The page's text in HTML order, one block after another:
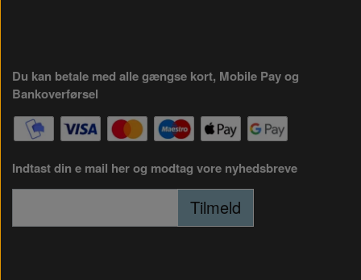
Du kan betale med alle gængse kort, Mobile Pay og
Bankoverførsel
Indtast din e mail her og modtag vore nyhedsbreve
Tilmeld